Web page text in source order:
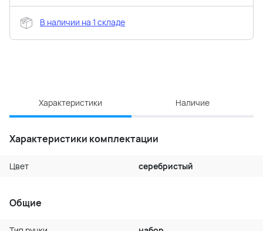
В наличии на 1 складе
Характеристики Наличие
Характеристики комплектации
Цвет серебристый
Общие